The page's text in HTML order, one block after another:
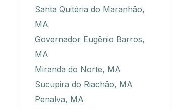
Santa Quitéria do Maranhão,
MA
Governador Eugênio Barros,
MA
Miranda do Norte, MA
Sucupira do Riachão, MA
Penalva, MA